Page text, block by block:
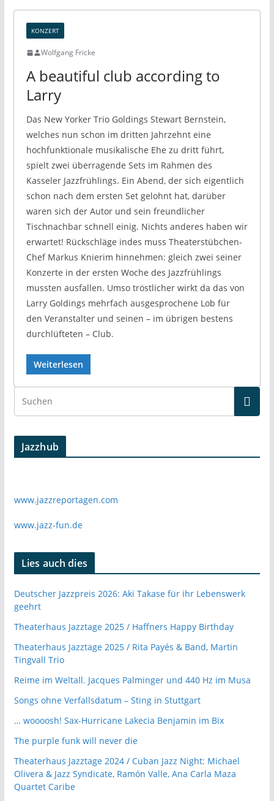
KONZERT
Wolfgang Fricke
A beautiful club according to
Larry
Das New Yorker Trio Goldings Stewart Bernstein,
welches nun schon im dritten Jahrzehnt eine
hochfunktionale musikalische Ehe zu dritt führt,
spielt zwei überragende Sets im Rahmen des
Kasseler Jazzfrühlings. Ein Abend, der sich eigentlich
schon nach dem ersten Set gelohnt hat, darüber
waren sich der Autor und sein freundlicher
Tischnachbar schnell einig. Nichts anderes haben wir
erwartet! Rückschläge indes muss Theaterstübchen-
Chef Markus Knierim hinnehmen: gleich zwei seiner
Konzerte in der ersten Woche des Jazzfrühlings
mussten ausfallen. Umso tröstlicher wirkt da das von
Larry Goldings mehrfach ausgesprochene Lob für
den Veranstalter und seinen – im übrigen bestens
durchlüfteten – Club.
Weiterlesen
Jazzhub
www.jazzreportagen.com
www.jazz-fun.de
Lies auch dies
Deutscher Jazzpreis 2026: Aki Takase für ihr Lebenswerk
geehrt
Theaterhaus Jazztage 2025 / Haffners Happy Birthday
Theaterhaus Jazztage 2025 / Rita Payés & Band, Martin
Tingvall Trio
Reime im Weltall. Jacques Palminger und 440 Hz im Musa
Songs ohne Verfallsdatum – Sting in Stuttgart
… woooosh! Sax-Hurricane Lakecia Benjamin im Bix
The purple funk will never die
Theaterhaus Jazztage 2024 / Cuban Jazz Night: Michael
Olivera & Jazz Syndicate, Ramón Valle, Ana Carla Maza
Quartet Caribe